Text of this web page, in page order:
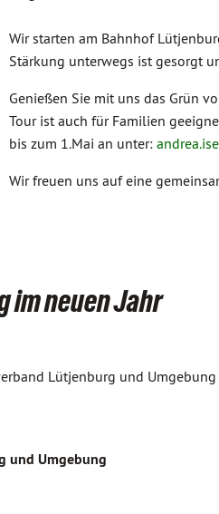
Wir starten am Bahnhof
Stärkung unterwegs ist gesorgt
Genießen Sie mit uns das Grün
Tour ist auch für Familien
bis zum 1.Mai an unter:
Wir freuen uns auf eine
im neuen Jahr
Lütjenburg und
und Umgebung